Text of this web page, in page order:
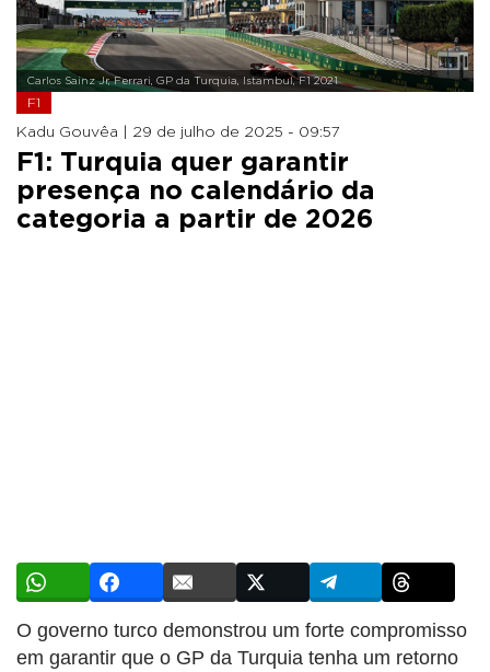
Carlos Sainz Jr, Ferrari, GP da Turquia, Istambul, F1 2021
F1
Kadu Gouvêa | 29 de julho de 2025 - 09:57
F1: Turquia quer garantir
presença no calendário da
categoria a partir de 2026
O governo turco demonstrou um forte compromisso
em garantir que o GP da Turquia tenha um retorno